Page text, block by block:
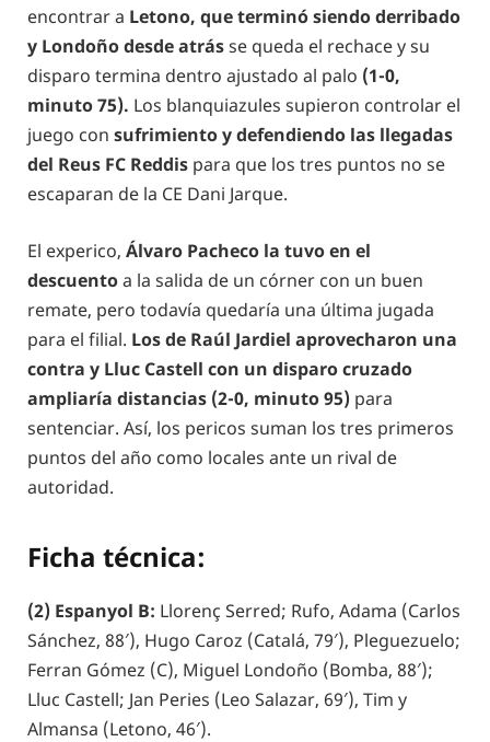
encontrar a Letono, que terminó siendo derribado
y Londoño desde atrásse queda el rechace y su
disparo termina dentro ajustado al palo (1-0,
minuto 75). Los blanquiazules supieron controlar el
juego con sufrimiento y defendiendo las llegadas
del Reus FC Reddis para que los tres puntos no se
escaparan de la CE Dani Jarque.
El experico, Álvaro Pacheco la tuvo en el
descuentoa la salida de un córner con un buen
remate, pero todavía quedaría una última jugada
para el filial. Los de Raúl Jardiel aprovecharon una
contra y Lluc Castell con un disparo cruzado
ampliaría distancias (2-0, minuto 95) para
sentenciar. Así, los pericos suman los tres primeros
puntos del año como locales ante un rival de
autoridad.
Ficha técnica:
(2) Espanyol B: Llorenç Serred; Rufo, Adama (Carlos
Sánchez, 88′), Hugo Caroz (Catalá, 79′), Pleguezuelo;
Ferran Gómez (C), Miguel Londoño (Bomba, 88′);
Lluc Castell; Jan Peries (Leo Salazar, 69′), Tim y
Almansa (Letono, 46′).